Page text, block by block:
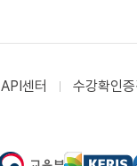
API센터 수강확인